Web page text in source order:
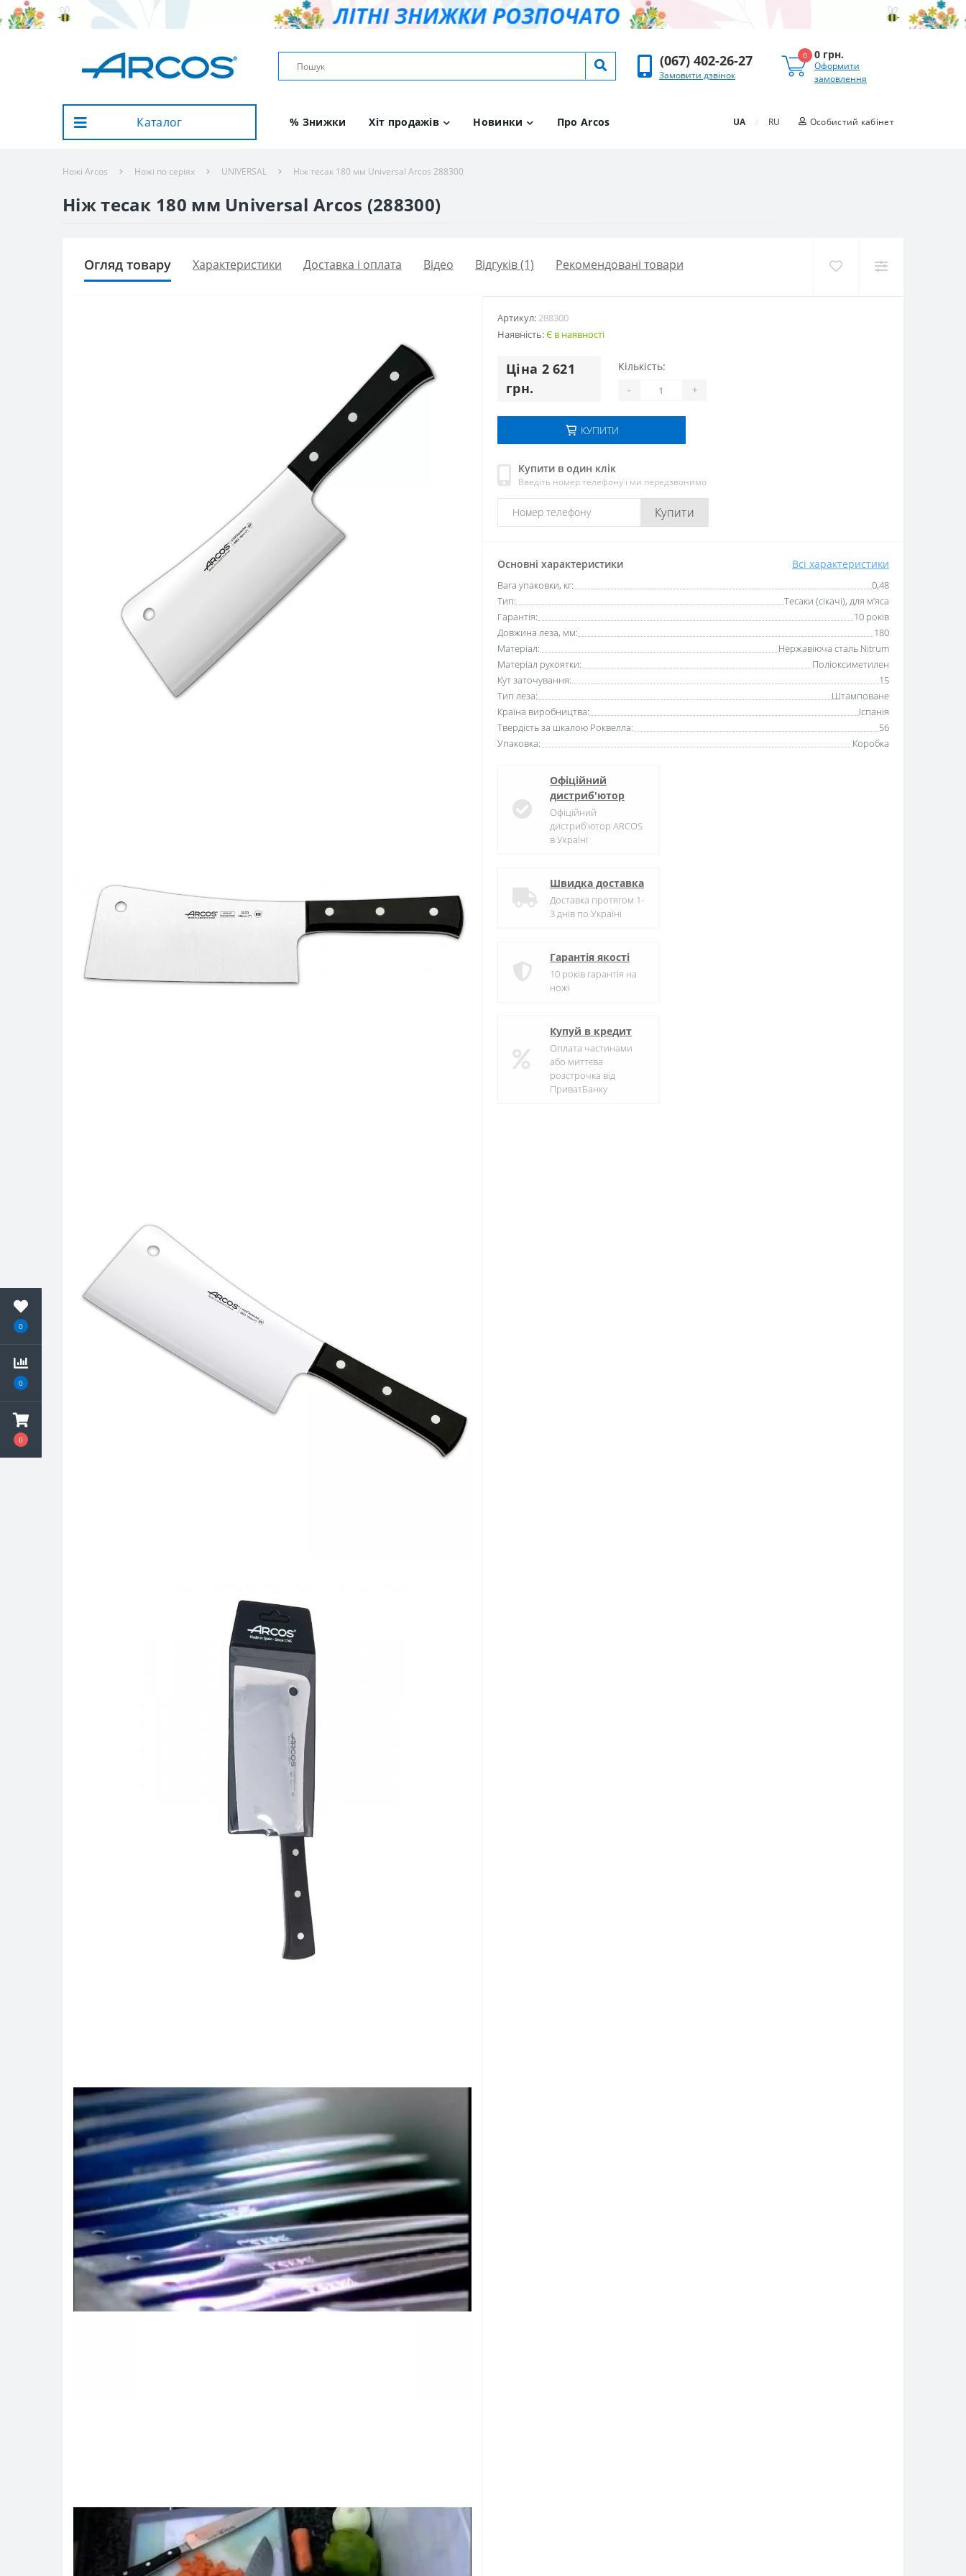
0
0
0
(067) 402-26-27
Замовити дзвінок
0 0 грн.
Оформити
замовлення
Каталог % Знижки Хіт продажів Новинки Про Arcos UA / RU Особистий кабінет
Ножі Arcos Ножі по серіях UNIVERSAL Ніж тесак 180 мм Universal Arcos 288300
Ніж тесак 180 мм Universal Arcos (288300)
Огляд товару Характеристики Доставка і оплата Вiдео Відгуків (1) Рекомендовані товари
Артикул:288300
Наявність:Є в наявності
Цiна 2 621
грн.
Кількість:
- +
КУПИТИ
Купити в один клік
Введіть номер телефону і ми передзвонимо
Купити
Основні характеристики Всі характеристики
Вага упаковки, кг:
0,48
Тип:
Тесаки (сікачі), для м’яса
Гарантія:
10 років
Довжина леза, мм:
180
Матеріал:
Нержавіюча сталь Nitrum
Матеріал рукоятки:
Поліоксиметилен
Кут заточування:
15
Тип леза:
Штамповане
Країна виробництва:
Іспанія
Твердість за шкалою Роквелла:
56
Упаковка:
Коробка
Офіційний
дистриб'ютор
Офіційний
дистриб'ютор ARCOS
в Україні
Швидка доставка
Доставка протягом 1-
3 днів по Україні
Гарантія якості
10 років гарантія на
ножі
Купуй в кредит
Оплата частинами
або миттєва
розстрочка від
ПриватБанку